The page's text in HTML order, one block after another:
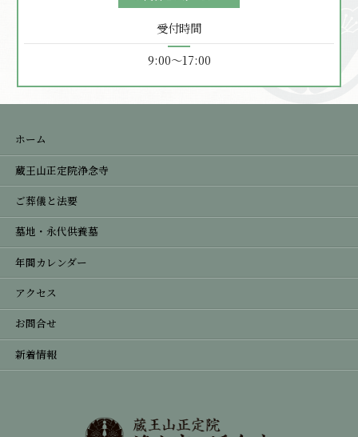
受付時間
9:00〜17:00
ホーム
蔵王山正定院浄念寺
ご葬儀と法要
墓地・永代供養墓
年間カレンダー
アクセス
お問合せ
新着情報